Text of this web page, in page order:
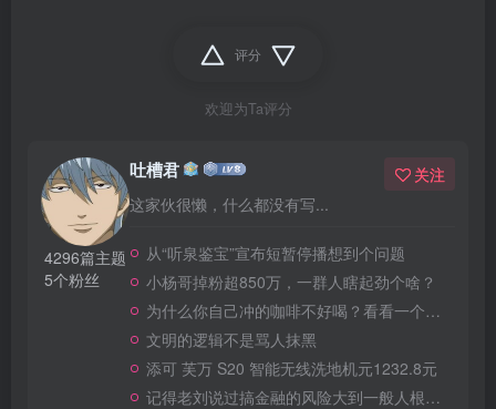
评分
欢迎为Ta评分
4296篇主题
5个粉丝
吐槽君
这家伙很懒，什么都没有写...
关注
从“听泉鉴宝”宣布短暂停播想到个问题
小杨哥掉粉超850万，一群人瞎起劲个啥？
为什么你自己冲的咖啡不好喝？看看一个自媒体博主的分享
文明的逻辑不是骂人抹黑
添可 芙万 S20 智能无线洗地机元1232.8元
记得老刘说过搞金融的风险大到一般人根本承受不起